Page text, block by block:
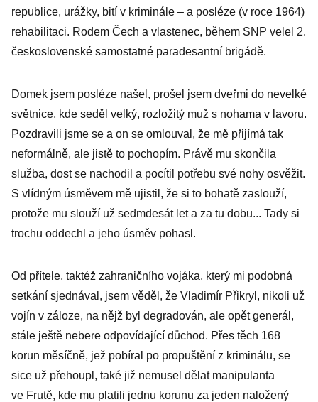
republice, urážky, bití v kriminále – a posléze (v roce 1964)
rehabilitaci. Rodem Čech a vlastenec, během SNP velel 2.
československé samostatné paradesantní brigádě.
Domek jsem posléze našel, prošel jsem dveřmi do nevelké
světnice, kde seděl velký, rozložitý muž s nohama v lavoru.
Pozdravili jsme se a on se omlouval, že mě přijímá tak
neformálně, ale jistě to pochopím. Právě mu skončila
služba, dost se nachodil a pocítil potřebu své nohy osvěžit.
S vlídným úsměvem mě ujistil, že si to bohatě zaslouží,
protože mu slouží už sedmdesát let a za tu dobu... Tady si
trochu oddechl a jeho úsměv pohasl.
Od přítele, taktéž zahraničního vojáka, který mi podobná
setkání sjednával, jsem věděl, že Vladimír Přikryl, nikoli už
vojín v záloze, na nějž byl degradován, ale opět generál,
stále ještě nebere odpovídající důchod. Přes těch 168
korun měsíčně, jež pobíral po propuštění z kriminálu, se
sice už přehoupl, také již nemusel dělat manipulanta
ve Frutě, kde mu platili jednu korunu za jeden naložený